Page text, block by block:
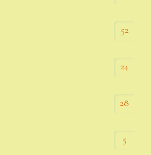
52
24
28
5